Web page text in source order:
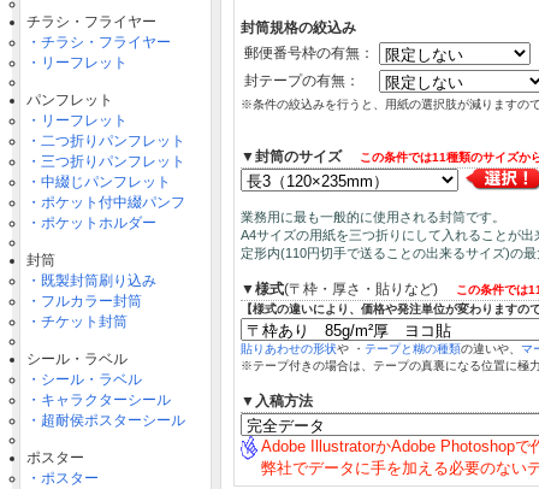
チラシ・フライヤー
・チラシ・フライヤー
・リーフレット
パンフレット
・リーフレット
・二つ折りパンフレット
・三つ折りパンフレット
・中綴じパンフレット
・ポケット付中綴パンフ
・ポケットホルダー
封筒
・既製封筒刷り込み
・フルカラー封筒
・チケット封筒
シール・ラベル
・シール・ラベル
・キャラクターシール
・超耐侯ポスターシール
ポスター
・ポスター
封筒規格の絞込み
郵便番号枠の有無：
封テープの有無：
※条件の絞込みを行うと、用紙の選択肢が減りますの
▼封筒のサイズ この条件では11種類のサイズか
業務用に最も一般的に使用される封筒です。
A4サイズの用紙を三つ折りにして入れることが出
定形内(110円切手で送ることの出来るサイズ)の
▼様式(〒枠・厚さ・貼りなど)
この条件では
【様式の違いにより、価格や発注単位が変わります
貼りあわせの形状や ・ テープと糊の種類の違いや、 マ
※テープ付きの場合は、テープの真裏になる位置に極
▼入稿方法
Adobe IllustratorかAdobe Photoshopで
弊社でデータに手を加える必要のない